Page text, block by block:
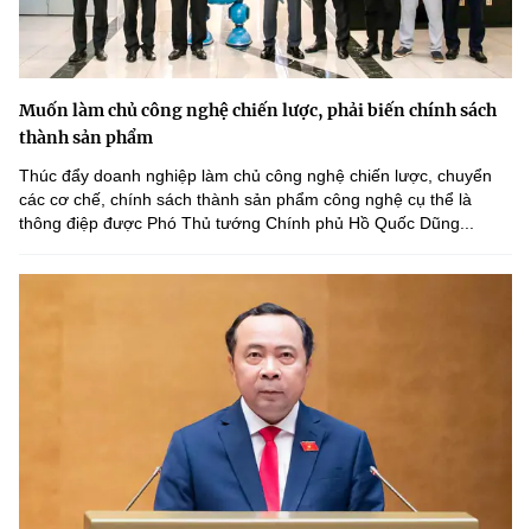
Muốn làm chủ công nghệ chiến lược, phải biến chính sách
thành sản phẩm
Thúc đẩy doanh nghiệp làm chủ công nghệ chiến lược, chuyển
các cơ chế, chính sách thành sản phẩm công nghệ cụ thể là
thông điệp được Phó Thủ tướng Chính phủ Hồ Quốc Dũng...